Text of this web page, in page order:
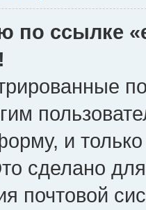
по ссылке
и
сделано
почтовой